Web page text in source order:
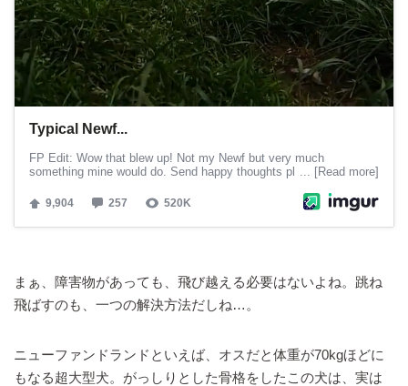
まぁ、障害物があっても、飛び越える必要はないよね。跳ね
飛ばすのも、一つの解決方法だしね…。
ニューファンドランドといえば、オスだと体重が70kgほどに
もなる超大型犬。がっしりとした骨格をしたこの犬は、実は